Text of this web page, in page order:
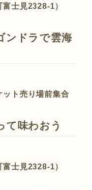
士見2328-1）
ンドラで雲海
ット売り場前集合
て味わおう
士見2328-1）